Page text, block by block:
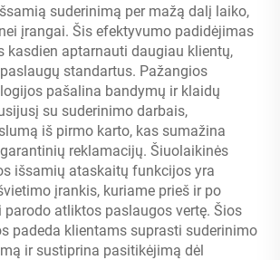
suderinimą per mažą dalį laiko,
įrangai. Šis efektyvumo padidėjimas
kasdien aptarnauti daugiau klientų,
standartus. Pažangios
pašalina bandymų ir klaidų
su suderinimo darbais,
iš pirmo karto, kas sumažina
reklamacijų. Šiuolaikinės
išsamių ataskaitų funkcijos yra
įrankis, kuriame prieš ir po
atliktos paslaugos vertę. Šios
padeda klientams suprasti suderinimo
ir sustiprina pasitikėjimą dėl